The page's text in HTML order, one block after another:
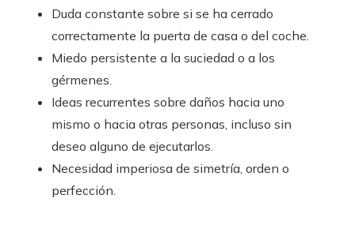
Duda constante sobre si se ha cerrado
correctamente la puerta de casa o del coche.
Miedo persistente a la suciedad o a los
gérmenes.
Ideas recurrentes sobre daños hacia uno
mismo o hacia otras personas, incluso sin
deseo alguno de ejecutarlos.
Necesidad imperiosa de simetría, orden o
perfección.